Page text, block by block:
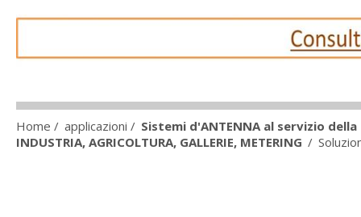
Home / applicazioni / Sistemi d'ANTENNA al servizio della
INDUSTRIA, AGRICOLTURA, GALLERIE, METERING /